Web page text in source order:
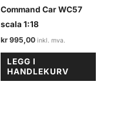
Command Car WC57
scala 1:18
kr 995,00
LEGG I
HANDLEKURV